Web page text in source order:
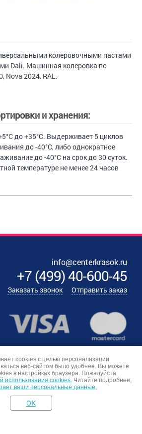
колеровочными пастами
Dali. Машинная колеровка по
Nova 2024, RAL.
и хранения:
до +35°С. Выдерживает 5 циклов
до -40°С, либо однократное
до -40°С на срок до 30 суток.
температуре не менее 24 часов
info@centerkrasok.ru
+7(499)40-600-45
Заказать звонок Отправить заказ
cookies с целью персонализации
веб-сайтом было удобнее. Вы можете
в настройках браузера. Пожалуйста,
использования cookies. Читайте подробнее,
ваши персональные данные.
OK